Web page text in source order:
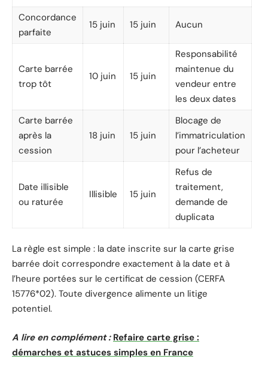
Concordance
parfaite
15 juin 15 juin Aucun
Carte barrée
trop tôt
10 juin 15 juin
Responsabilité
maintenue du
vendeur entre
les deux dates
Carte barrée
après la
cession
18 juin 15 juin
Blocage de
l’immatriculation
pour l’acheteur
Date illisible
ou raturée
Illisible 15 juin
Refus de
traitement,
demande de
duplicata
La règle est simple : la date inscrite sur la carte grise
barrée doit correspondre exactement à la date et à
l’heure portées sur le certificat de cession (CERFA
15776*02). Toute divergence alimente un litige
potentiel.
A lire en complément : Refaire carte grise :
démarches et astuces simples en France